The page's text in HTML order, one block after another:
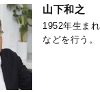
山下和之
1952年生ま
などを行う